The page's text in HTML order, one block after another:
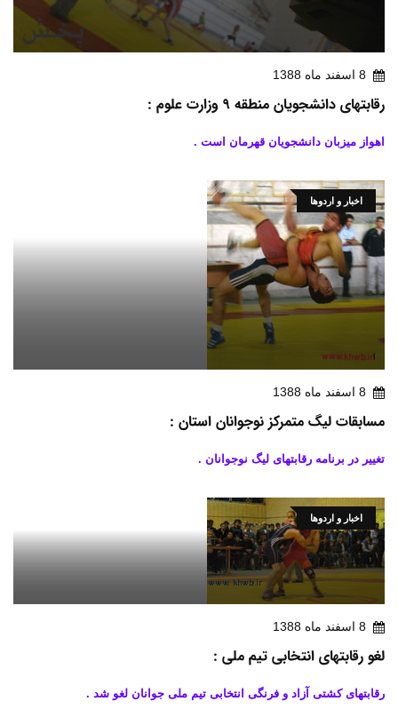
8 اسفند ماه 1388
رقابتهای دانشجویان منطقه 9 وزارت علوم :
اهواز میزبان دانشجویان قهرمان است .
اخبار و اردوها
8 اسفند ماه 1388
مسابقات لیگ متمرکز نوجوانان استان :
تغییر در برنامه رقابتهای لیگ نوجوانان .
اخبار و اردوها
8 اسفند ماه 1388
لغو رقابتهای انتخابی تیم ملی :
رقابتهای کشتی آزاد و فرنگی انتخابی تیم ملی جوانان لغو شد .